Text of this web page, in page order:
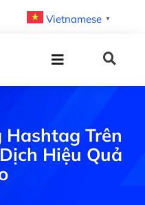
Vietnamese ▼
Trên
Hiệu Quả